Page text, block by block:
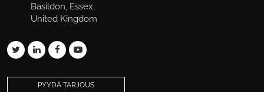
Basildon, Essex,
United Kingdom
PYYDÄ TARJOUS